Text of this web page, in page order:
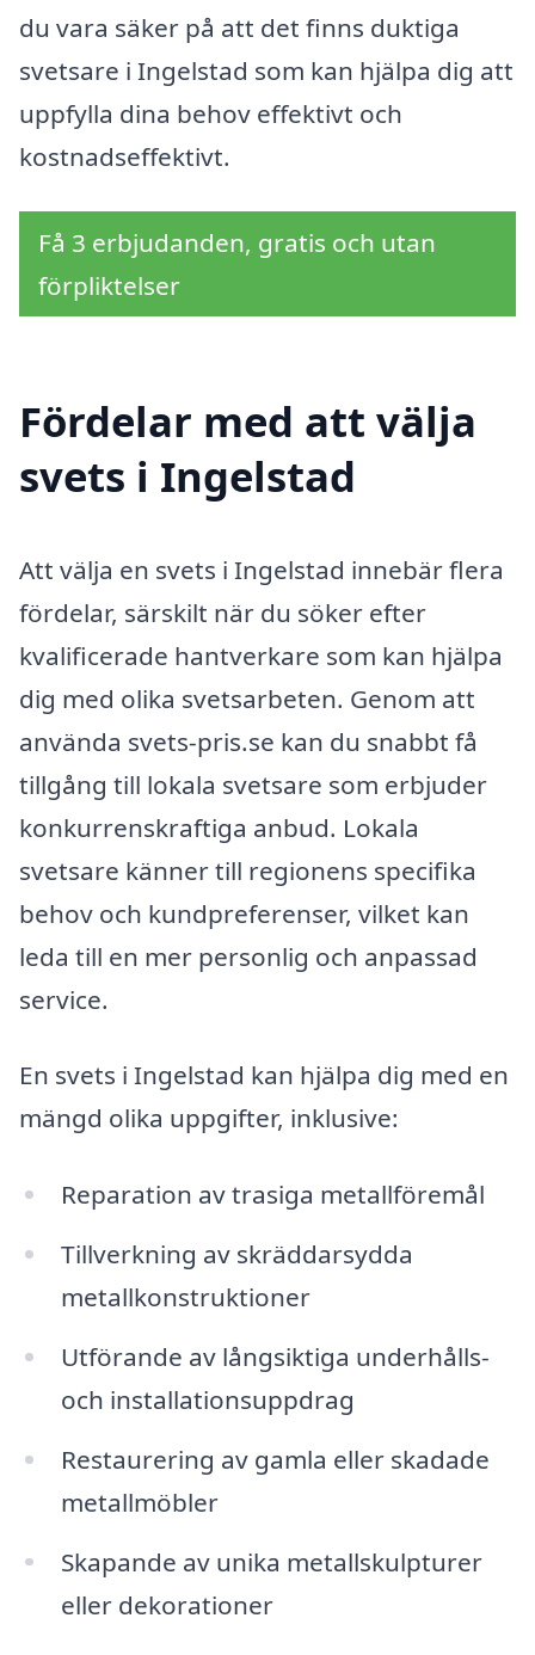
du vara säker på att det finns duktiga
svetsare i Ingelstad som kan hjälpa dig att
uppfylla dina behov effektivt och
kostnadseffektivt.
Få 3 erbjudanden, gratis och utan
förpliktelser
Fördelar med att välja
svets i Ingelstad
Att välja en svets i Ingelstad innebär flera
fördelar, särskilt när du söker efter
kvalificerade hantverkare som kan hjälpa
dig med olika svetsarbeten. Genom att
använda svets-pris.se kan du snabbt få
tillgång till lokala svetsare som erbjuder
konkurrenskraftiga anbud. Lokala
svetsare känner till regionens specifika
behov och kundpreferenser, vilket kan
leda till en mer personlig och anpassad
service.
En svets i Ingelstad kan hjälpa dig med en
mängd olika uppgifter, inklusive:
Reparation av trasiga metallföremål
Tillverkning av skräddarsydda
metallkonstruktioner
Utförande av långsiktiga underhålls-
och installationsuppdrag
Restaurering av gamla eller skadade
metallmöbler
Skapande av unika metallskulpturer
eller dekorationer